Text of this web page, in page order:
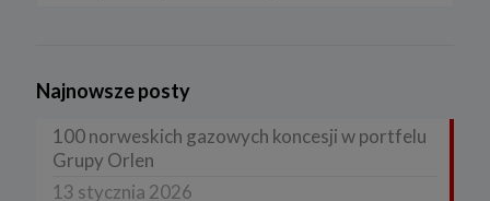
Najnowsze posty
100 norweskich gazowych koncesji w portfelu
Grupy Orlen
13 stycznia 2026